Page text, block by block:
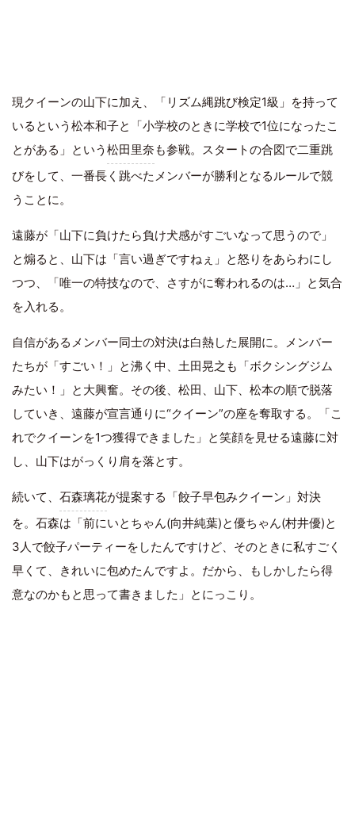
現クイーンの山下に加え、「リズム縄跳び検定1級」を持って
いるという松本和子と「小学校のときに学校で1位になったこ
とがある」という 松田里奈も参戦。スタートの合図で二重跳
びをして、一番長く跳べたメンバーが勝利となるルールで競
うことに。
遠藤が「山下に負けたら負け犬感がすごいなって思うので」
と煽ると、山下は「言い過ぎですねぇ」と怒りをあらわにし
つつ、「唯一の特技なので、さすがに奪われるのは…」と気合
を入れる。
自信があるメンバー同士の対決は白熱した展開に。メンバー
たちが「すごい！」と沸く中、土田晃之も「ボクシングジム
みたい！」と大興奮。その後、松田、山下、松本の順で脱落
していき、遠藤が宣言通りに“クイーン”の座を奪取する。「こ
れでクイーンを1つ獲得できました」と笑顔を見せる遠藤に対
し、山下はがっくり肩を落とす。
続いて、 石森璃花が提案する「餃子早包みクイーン」対決
を。石森は「前にいとちゃん(向井純葉)と優ちゃん(村井優)と
3人で餃子パーティーをしたんですけど、そのときに私すごく
早くて、きれいに包めたんですよ。だから、もしかしたら得
意なのかもと思って書きました」とにっこり。